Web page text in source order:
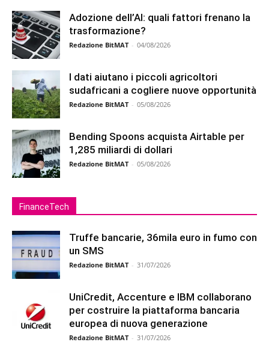
Adozione dell’AI: quali fattori frenano la
trasformazione?
Redazione BitMAT - 04/08/2026
I dati aiutano i piccoli agricoltori
sudafricani a cogliere nuove opportunità
Redazione BitMAT - 05/08/2026
Bending Spoons acquista Airtable per
1,285 miliardi di dollari
Redazione BitMAT - 05/08/2026
FinanceTech
Truffe bancarie, 36mila euro in fumo con
un SMS
Redazione BitMAT - 31/07/2026
UniCredit, Accenture e IBM collaborano
per costruire la piattaforma bancaria
europea di nuova generazione
Redazione BitMAT - 31/07/2026